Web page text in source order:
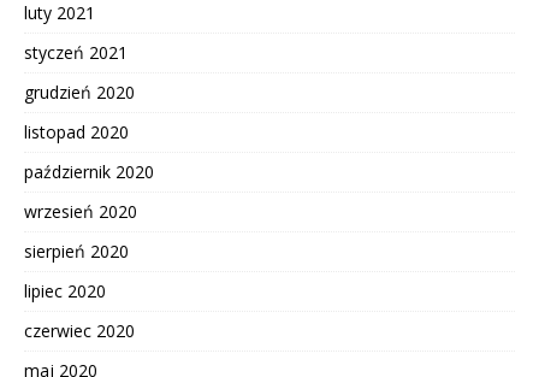
luty 2021
styczeń 2021
grudzień 2020
listopad 2020
październik 2020
wrzesień 2020
sierpień 2020
lipiec 2020
czerwiec 2020
maj 2020